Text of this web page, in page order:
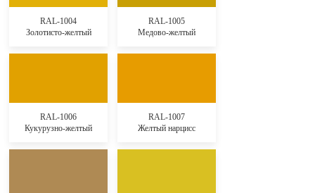
RAL-1004
Золотисто-желтый
RAL-1005
Медово-желтый
RAL-1006
Кукурузно-желтый
RAL-1007
Желтый нарцисс